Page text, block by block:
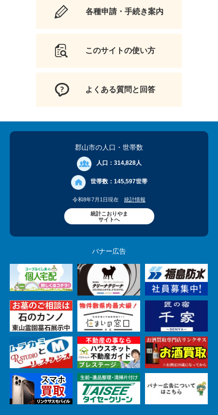
各種申請・手続き案内
このサイトの使い方
よくある質問と回答
郡山市の人口 ・世帯数
人口： 314,828人
世帯数： 145,597世帯
令和8年7月1日現在 統計情報
統計こおりやま
サイトへ
バナー広告